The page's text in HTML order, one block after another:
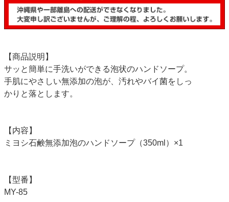
【商品説明】
サッと簡単に手洗いができる泡状のハンドソープ。
手肌にやさしい無添加の泡が、汚れやバイ菌をしっ
かりと落とします。
【内容】
ミヨシ石鹸無添加泡のハンドソープ（350ml）×1
【型番】
MY-85